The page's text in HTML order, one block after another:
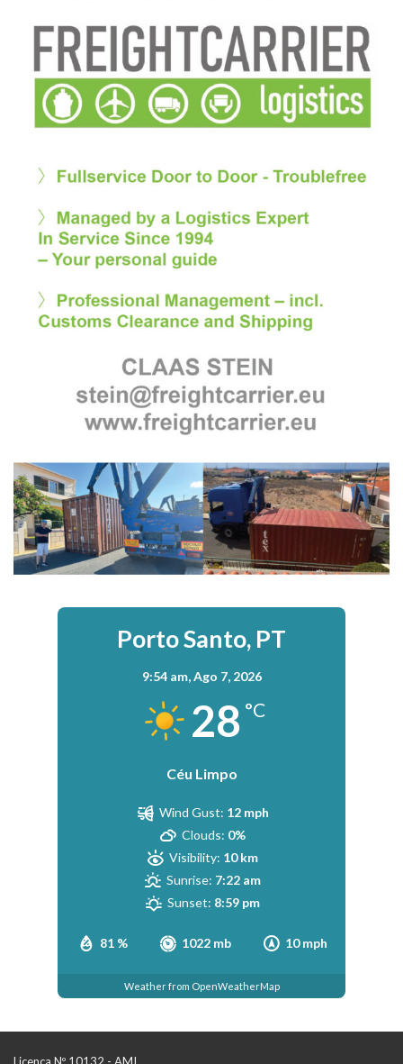
Porto Santo, PT
9:54 am,Ago 7, 2026
28 °C
Céu Limpo
81 % 1022 mb 10 mph
Wind Gust: 12 mph
Clouds: 0%
Visibility: 10 km
Sunrise: 7:22 am
Sunset: 8:59 pm
Weather from OpenWeatherMap